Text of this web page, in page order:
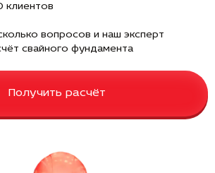
клиентов
вопросов и наш эксперт
свайного фундамента
Получить расчёт